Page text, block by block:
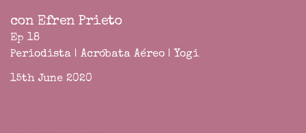
con Efren Prieto
Ep 18
Periodista | Acróbata Aéreo | Yogi
15th June 2020